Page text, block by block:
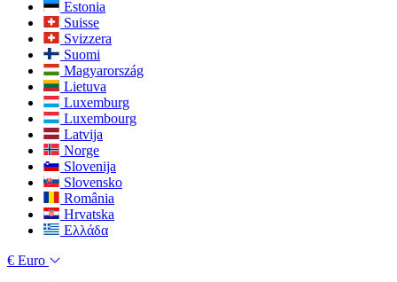
Estonia
Suisse
Svizzera
Suomi
Magyarország
Lietuva
Luxemburg
Luxembourg
Latvija
Norge
Slovenija
Slovensko
România
Hrvatska
Ελλάδα
€ Euro